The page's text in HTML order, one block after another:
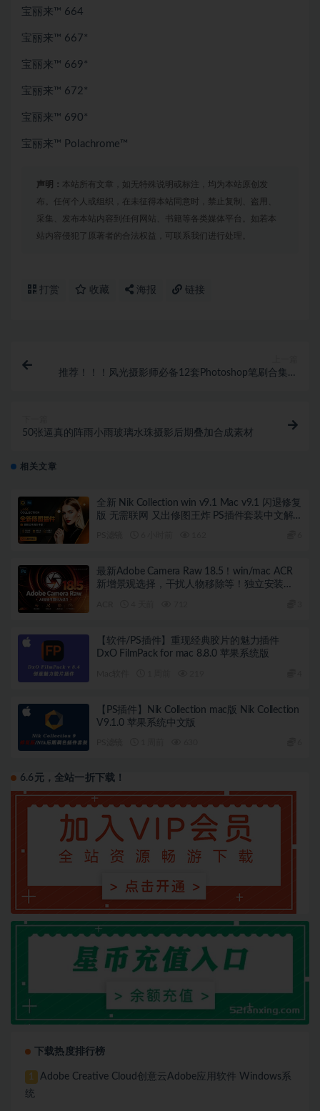
宝丽来™ 664
宝丽来™ 667*
宝丽来™ 669*
宝丽来™ 672*
宝丽来™ 690*
宝丽来™ Polachrome™
声明： 本站所有文章，如无特殊说明或标注，均为本站原创发
布。任何个人或组织，在未征得本站同意时，禁止复制、盗用、
采集、发布本站内容到任何网站、书籍等各类媒体平台。如若本
站内容侵犯了原著者的合法权益，可联系我们进行处理。
打赏 收藏 海报 链接
推荐！！！风光摄影师必备12套Photoshop笔刷合集附
50张逼真的阵雨小雨玻璃水珠摄影后期叠加合成素材
相关文章
全新 Nik Collection win v9.1 Mac v9.1 闪退修复
版 无需联网 又出修图王炸 PS插件套装中文解
最新Adobe Camera Raw 18.5！win/mac ACR
新增景观选择，干扰人物移除等！独立安装
【软件/PS插件】重现经典胶片的魅力插件
DxO FilmPack for mac 8.8.0 苹果系统版
【PS插件】Nik Collection mac版 Nik Collection
V9.1.0 苹果系统中文版
6.6元，全站一折下载！
下载热度排行榜
1
Adobe Creative Cloud创意云Adobe应用软件 Windows系
统